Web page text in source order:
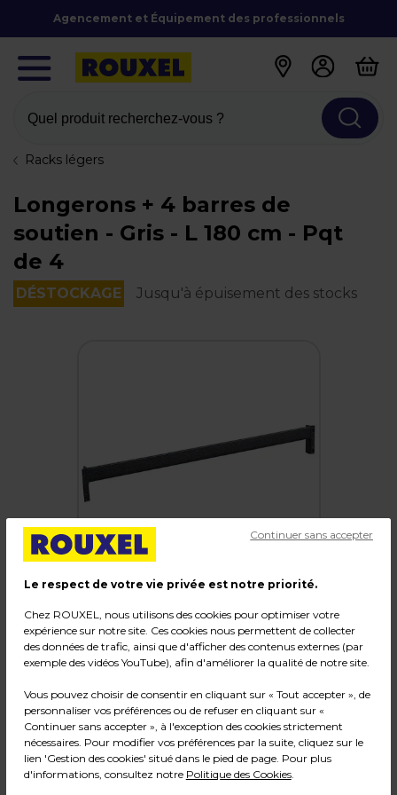
Agencement et Équipement des professionnels
Quel produit recherchez-vous ?
Racks légers
Longerons + 4 barres de
soutien - Gris - L 180 cm - Pqt
de 4
DÉSTOCKAGE Jusqu'à épuisement des stocks
Longerons + 4 barres de soutien
Code : 217961
Couleur : Gris
Dimensions : L 180 cm
Poids : 17,50 kg
Le respect de votre vie privée est notre priorité.
Chez ROUXEL, nous utilisons des cookies pour optimiser votre
expérience sur notre site. Ces cookies nous permettent de collecter
des données de trafic, ainsi que d'afficher des contenus externes (par
exemple des vidéos YouTube), afin d'améliorer la qualité de notre site.
Vous pouvez choisir de consentir en cliquant sur « Tout accepter », de
personnaliser vos préférences ou de refuser en cliquant sur «
Continuer sans accepter », à l'exception des cookies strictement
nécessaires. Pour modifier vos préférences par la suite, cliquez sur le
lien 'Gestion des cookies' situé dans le pied de page. Pour plus
d'informations, consultez notre Politique des Cookies.
Continuer sans accepter